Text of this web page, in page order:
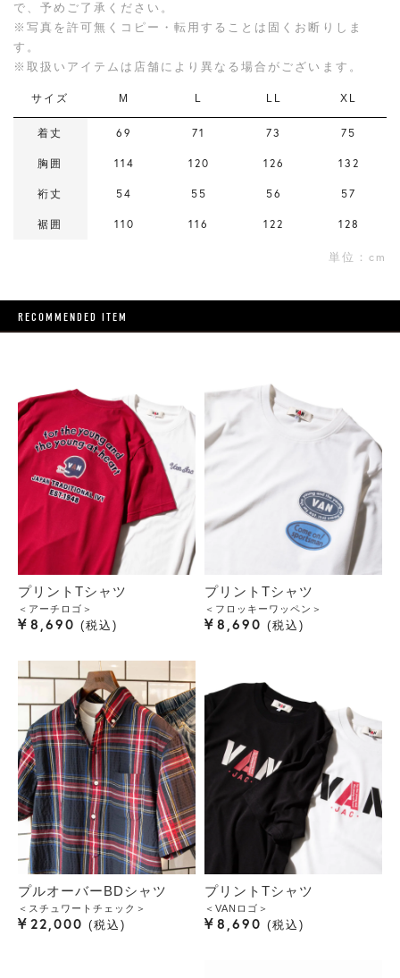
で、予めご了承ください。
※写真を許可無くコピー・転用することは固くお断りしま
す。
※取扱いアイテムは店舗により異なる場合がございます。
サイズ M L LL XL
着丈 69 71 73 75
胸囲 114 120 126 132
裄丈 54 55 56 57
裾囲 110 116 122 128
単位：cm
RECOMMENDED ITEM
プリントTシャツ
＜アーチロゴ＞
¥ 8,690 税込
プリントTシャツ
＜フロッキーワッペン＞
¥ 8,690 税込
プルオーバーBDシャツ
＜スチュワートチェック＞
¥ 22,000 税込
プリントTシャツ
＜VANロゴ＞
¥ 8,690 税込